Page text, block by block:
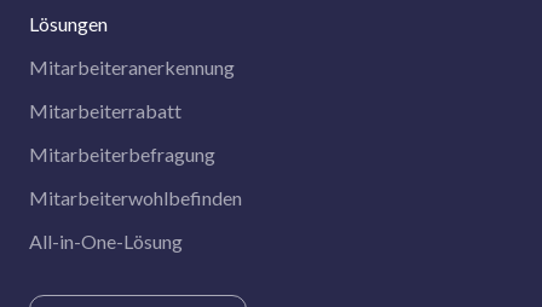
Lösungen
Mitarbeiteranerkennung
Mitarbeiterrabatt
Mitarbeiterbefragung
Mitarbeiterwohlbefinden
All-in-One-Lösung